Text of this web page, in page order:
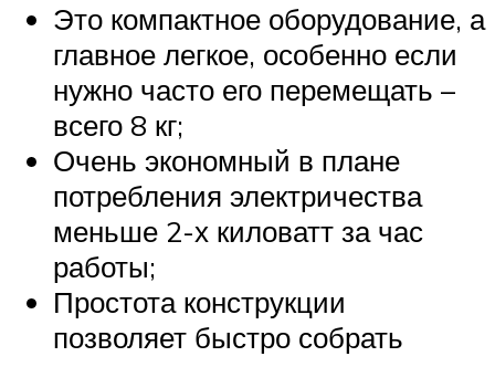
Это компактное оборудование, а
главное легкое, особенно если
нужно часто его перемещать –
всего 8 кг;
Очень экономный в плане
потребления электричества
меньше 2-х киловатт за час
работы;
Простота конструкции
позволяет быстро собрать